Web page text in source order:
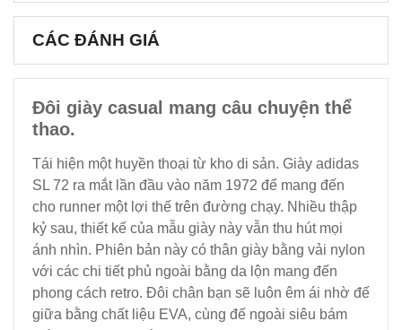
CÁC ĐÁNH GIÁ
Đôi giày casual mang câu chuyện thể
thao.
Tái hiện một huyền thoại từ kho di sản. Giày adidas
SL 72 ra mắt lần đầu vào năm 1972 để mang đến
cho runner một lợi thế trên đường chạy. Nhiều thập
kỷ sau, thiết kế của mẫu giày này vẫn thu hút mọi
ánh nhìn. Phiên bản này có thân giày bằng vải nylon
với các chi tiết phủ ngoài bằng da lộn mang đến
phong cách retro. Đôi chân bạn sẽ luôn êm ái nhờ đế
giữa bằng chất liệu EVA, cùng đế ngoài siêu bám